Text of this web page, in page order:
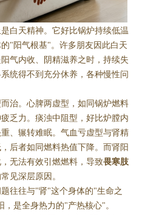
白天精神。它好比锅炉持续低温
"阳气根基"。许多朋友因此白天
气内收、阴精滋养之时，持续失
统得不到充分休养，各种慢性问
治。心脾两虚型，如同锅炉燃料
乏力。痰浊中阻型，好比炉膛内
、辗转难眠。气血亏虚型与肾精
后者如同燃料热值下降。而肾阳
无法有效引燃燃料，导致畏寒肢
见深层原因。
往往与"肾"这个身体的"生命之
是全身热力的"产热核心"。